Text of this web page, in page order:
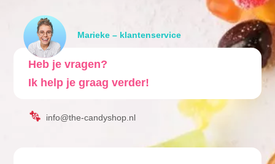
Marieke – klantenservice
Heb je vragen?
Ik help je graag verder!
info@the-candyshop.nl